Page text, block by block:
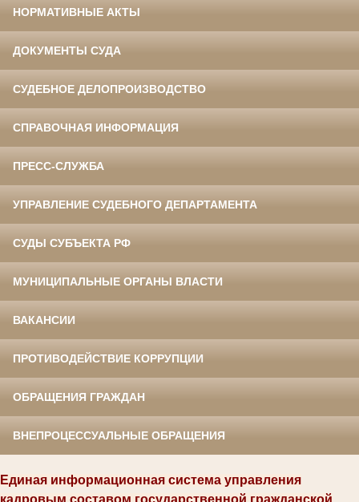
НОРМАТИВНЫЕ АКТЫ
ДОКУМЕНТЫ СУДА
СУДЕБНОЕ ДЕЛОПРОИЗВОДСТВО
СПРАВОЧНАЯ ИНФОРМАЦИЯ
ПРЕСС-СЛУЖБА
УПРАВЛЕНИЕ СУДЕБНОГО ДЕПАРТАМЕНТА
СУДЫ СУБЪЕКТА РФ
МУНИЦИПАЛЬНЫЕ ОРГАНЫ ВЛАСТИ
ВАКАНСИИ
ПРОТИВОДЕЙСТВИЕ КОРРУПЦИИ
ОБРАЩЕНИЯ ГРАЖДАН
ВНЕПРОЦЕССУАЛЬНЫЕ ОБРАЩЕНИЯ
Единая информационная система управления